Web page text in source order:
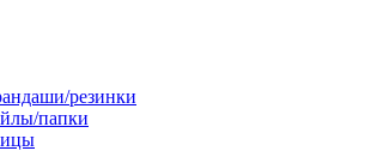
резинки
папки